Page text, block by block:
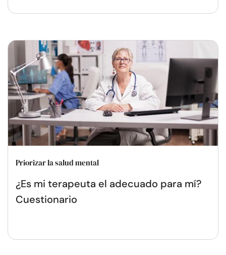
Priorizar la salud mental
¿Es mi terapeuta el adecuado para mí?
Cuestionario